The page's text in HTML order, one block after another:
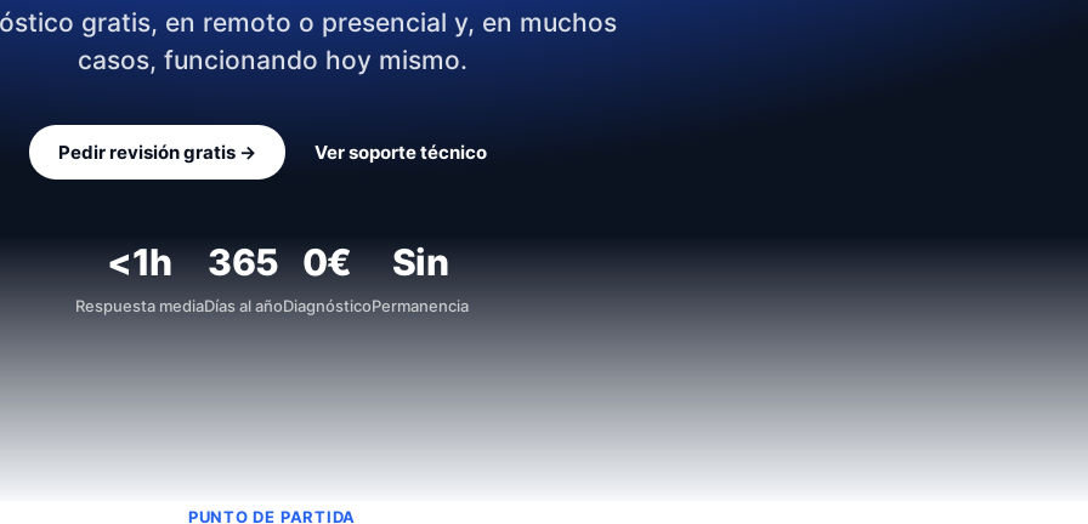
gratis, en remoto o presencial y, en muchos
casos, funcionando hoy mismo.
Pedir revisión gratis → Ver soporte técnico
<1h
Respuesta media
365
Días al año
0€
Diagnóstico
Sin
Permanencia
PUNTO DE PARTIDA